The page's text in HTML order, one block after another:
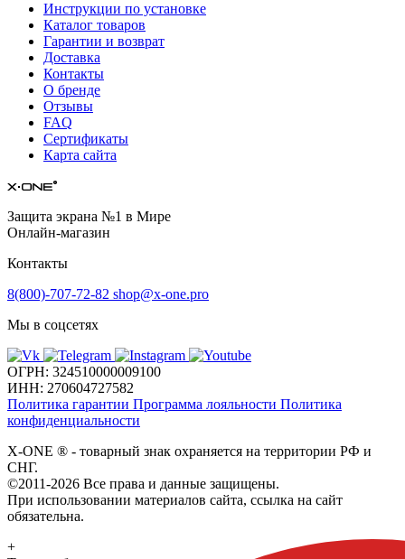
Инструкции по установке
Каталог товаров
Гарантии и возврат
Доставка
Контакты
О бренде
Отзывы
FAQ
Сертификаты
Карта сайта
Защита экрана №1 в Мире
Онлайн-магазин
Контакты
8(800)-707-72-82 shop@x-one.pro
Мы в соцсетях
ОГРН: 324510000009100
ИНН: 270604727582
Политика гарантии Программа лояльности Политика
конфиденциальности
X-ONE ® - товарный знак охраняется на территории РФ и
СНГ.
©2011-2026 Все права и данные защищены.
При использовании материалов сайта, ссылка на сайт
обязательна.
+